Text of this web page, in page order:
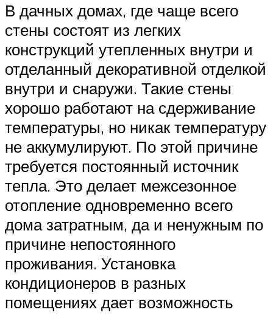
В дачных домах, где чаще всего
стены состоят из легких
конструкций утепленных внутри и
отделанный декоративной отделкой
внутри и снаружи. Такие стены
хорошо работают на сдерживание
температуры, но никак температуру
не аккумулируют. По этой причине
требуется постоянный источник
тепла. Это делает межсезонное
отопление одновременно всего
дома затратным, да и ненужным по
причине непостоянного
проживания. Установка
кондиционеров в разных
помещениях дает возможность